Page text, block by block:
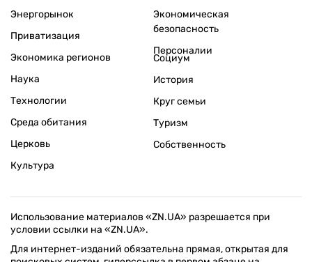
Энергорынок
Приватизация
Экономика регионов
Экономическая
безопасность
Персоналии
Наука
Технологии
Среда обитания
Церковь
Культура
Социум
История
Круг семьи
Туризм
Собственность
Использование материалов «ZN.UA» разрешается при
условии ссылки на «ZN.UA».
Для интернет-изданий обязательна прямая, открытая для